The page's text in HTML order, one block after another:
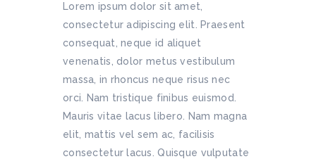
Lorem ipsum dolor sit amet,
consectetur adipiscing elit. Praesent
consequat, neque id aliquet
venenatis, dolor metus vestibulum
massa, in rhoncus neque risus nec
orci. Nam tristique finibus euismod.
Mauris vitae lacus libero. Nam magna
elit, mattis vel sem ac, facilisis
consectetur lacus. Quisque vulputate